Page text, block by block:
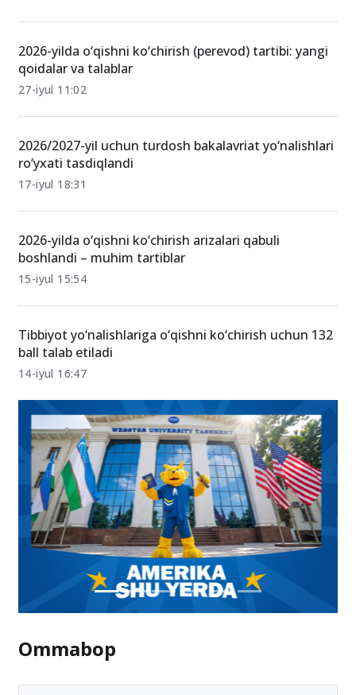
2026-yilda o‘qishni ko‘chirish (perevod) tartibi: yangi
qoidalar va talablar
27-iyul 11:02
2026/2027-yil uchun turdosh bakalavriat yo‘nalishlari
ro‘yxati tasdiqlandi
17-iyul 18:31
2026-yilda o‘qishni ko‘chirish arizalari qabuli
boshlandi – muhim tartiblar
15-iyul 15:54
Tibbiyot yo‘nalishlariga o‘qishni ko‘chirish uchun 132
ball talab etiladi
14-iyul 16:47
Ommabop